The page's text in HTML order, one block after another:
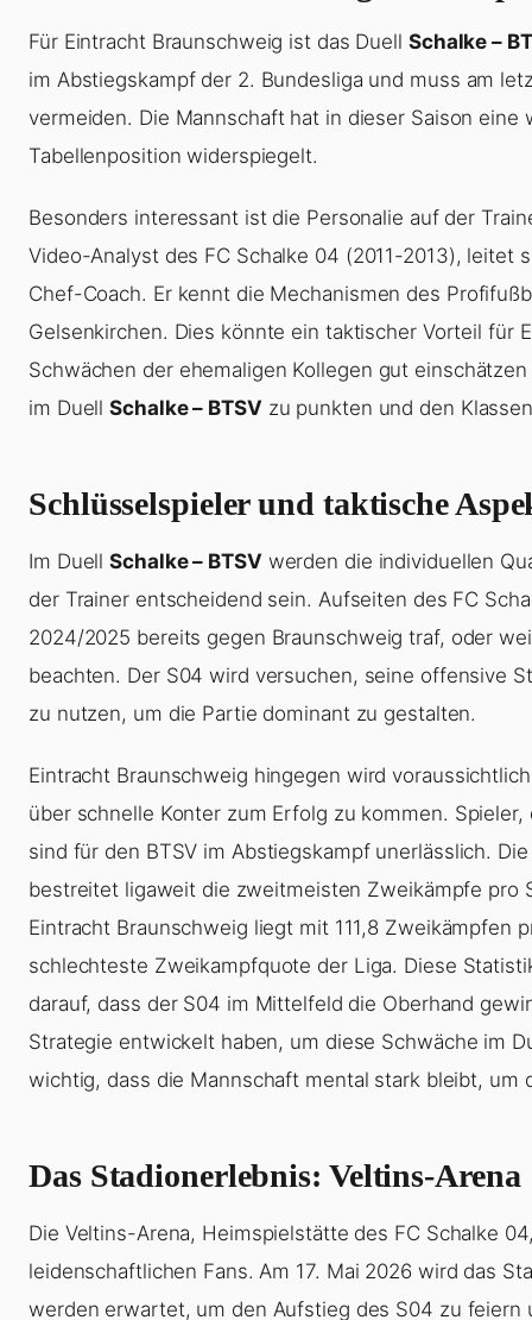
Für Eintracht Braunschweig ist das Duell Schalke –
im Abstiegskampf der 2. Bundesliga und muss am
vermeiden. Die Mannschaft hat in dieser Saison
Tabellenposition widerspiegelt.
Besonders interessant ist die Personalie auf der
Video-Analyst des FC Schalke 04 (2011-2013), leitet
Chef-Coach. Er kennt die Mechanismen des
Gelsenkirchen. Dies könnte ein taktischer Vorteil für
Schwächen der ehemaligen Kollegen gut
im DuellSchalke – BTSV zu punkten und den
Schlüsselspieler und taktische
Im DuellSchalke – BTSV werden die individuellen
der Trainer entscheidend sein. Aufseiten des FC
2024/2025 bereits gegen Braunschweig traf, oder
beachten. Der S04 wird versuchen, seine offensive
zu nutzen, um die Partie dominant zu gestalten.
Eintracht Braunschweig hingegen wird
über schnelle Konter zum Erfolg zu kommen.
sind für den BTSV im Abstiegskampf unerlässlich.
bestreitet ligaweit die zweitmeisten Zweikämpfe pro
Eintracht Braunschweig liegt mit 111,8 Zweikämpfen
schlechteste Zweikampfquote der Liga. Diese
darauf, dass der S04 im Mittelfeld die Oberhand
Strategie entwickelt haben, um diese Schwäche im
wichtig, dass die Mannschaft mental stark bleibt,
Das Stadionerlebnis: Veltins-Arena
Die Veltins-Arena, Heimspielstätte des FC Schalke
leidenschaftlichen Fans. Am 17. Mai 2026 wird das
werden erwartet, um den Aufstieg des S04 zu feiern